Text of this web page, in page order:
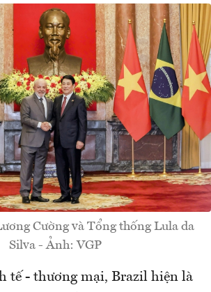
Cường và Tổng thống Lula da
Silva - Ảnh: VGP
tế - thương mại, Brazil hiện là